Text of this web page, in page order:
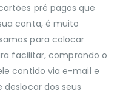
pré pagos que
conta, é muito
para colocar
facilitar, comprando o
contido via e-mail e
dos seus